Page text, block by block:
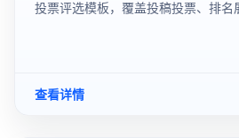
投票评选模板，覆盖投稿投票、排名
查看详情